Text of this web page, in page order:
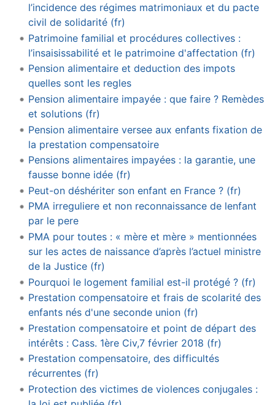
l’incidence des régimes matrimoniaux et du pacte
civil de solidarité (fr)
Patrimoine familial et procédures collectives :
l’insaisissabilité et le patrimoine d'affectation (fr)
Pension alimentaire et deduction des impots
quelles sont les regles
Pension alimentaire impayée : que faire ? Remèdes
et solutions (fr)
Pension alimentaire versee aux enfants fixation de
la prestation compensatoire
Pensions alimentaires impayées : la garantie, une
fausse bonne idée (fr)
Peut-on déshériter son enfant en France ? (fr)
PMA irreguliere et non reconnaissance de lenfant
par le pere
PMA pour toutes : « mère et mère » mentionnées
sur les actes de naissance d’après l’actuel ministre
de la Justice (fr)
Pourquoi le logement familial est-il protégé ? (fr)
Prestation compensatoire et frais de scolarité des
enfants nés d'une seconde union (fr)
Prestation compensatoire et point de départ des
intérêts : Cass. 1ère Civ,7 février 2018 (fr)
Prestation compensatoire, des difficultés
récurrentes (fr)
Protection des victimes de violences conjugales :